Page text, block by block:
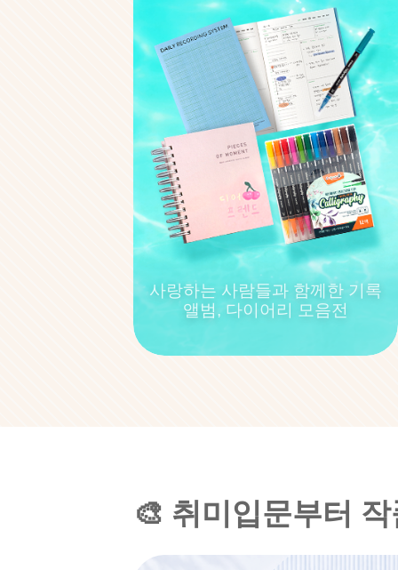
사랑하는 사람들과 함께한 기록
앨범, 다이어리 모음전
🎨 취미입문부터